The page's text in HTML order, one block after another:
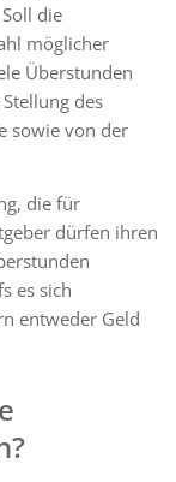
die
möglicher
Überstunden
des
sowie von der
die für
dürfen ihren
es sich
entweder Geld